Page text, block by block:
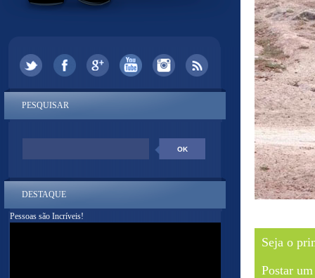
Seja o
Postar
PESQUISAR
DESTAQUE
Pessoas são Incríveis!